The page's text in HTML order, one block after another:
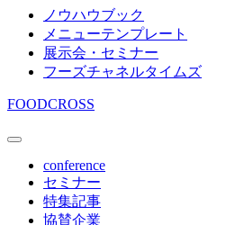
ノウハウブック
メニューテンプレート
展示会・セミナー
フーズチャネルタイムズ
FOODCROSS
conference
セミナー
特集記事
協賛企業